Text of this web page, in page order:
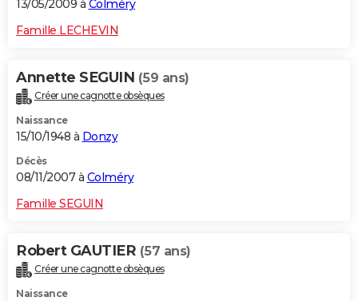
13/05/2009 à Colméry
Famille LECHEVIN
Annette SEGUIN (59 ans)
Créer une cagnotte obsèques
Naissance
15/10/1948 à Donzy
Décès
08/11/2007 à Colméry
Famille SEGUIN
Robert GAUTIER (57 ans)
Créer une cagnotte obsèques
Naissance